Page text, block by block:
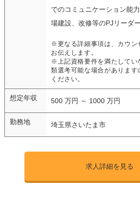
でのコミュニケーション能
場建設、改修等のPJリーダ
※更なる詳細事項は、カウン
お伝えします。
※上記資格要件を満たしてい
類選考可能な場合があります
ください。
想定年収 500 万円 ～ 1000 万円
勤務地 埼玉県さいたま市
求人詳細を見る